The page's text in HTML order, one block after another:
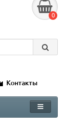
0
Контакты